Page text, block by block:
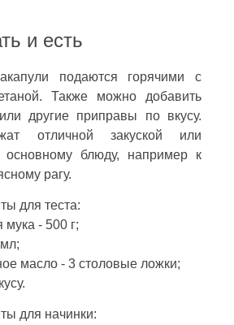
и есть
подаются горячими с
Также можно добавить
другие приправы по вкусу.
отличной закуской или
основному блюду, например к
рагу.
для теста:
- 500 г;
масло - 3 столовые ложки;
для начинки: